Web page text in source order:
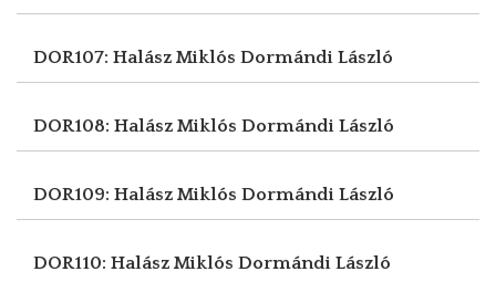
DOR107: Halász Miklós Dormándi László
DOR108: Halász Miklós Dormándi László
DOR109: Halász Miklós Dormándi László
DOR110: Halász Miklós Dormándi László